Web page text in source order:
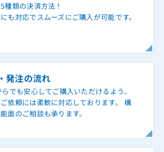
種類の決済方法！
も対応でスムーズにご購入が可能です。
発注の流れ
でも安心してご購入いただけるよう、
依頼には柔軟に対応しております。 構
面のご相談も承ります。